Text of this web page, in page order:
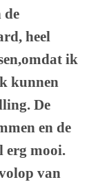
de
heel
ik
kunnen
De
en de
erg mooi.
van